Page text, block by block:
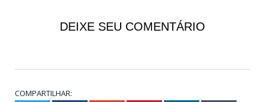
DEIXE SEU COMENTÁRIO
COMPARTILHAR: